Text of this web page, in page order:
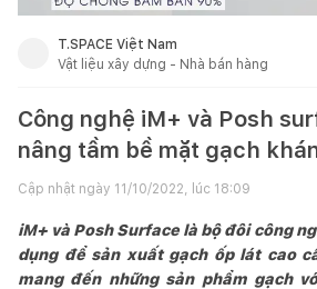
T.SPACE Việt Nam
Vật liệu xây dựng - Nhà bán hàng
Công nghệ iM+ và Posh
nâng tầm bề mặt gạch
Cập nhật ngày 11/10/2022, lúc 18:09
iM+ và Posh Surface là bộ đôi công
dụng để sản xuất gạch ốp lát cao
mang đến những sản phẩm gạch